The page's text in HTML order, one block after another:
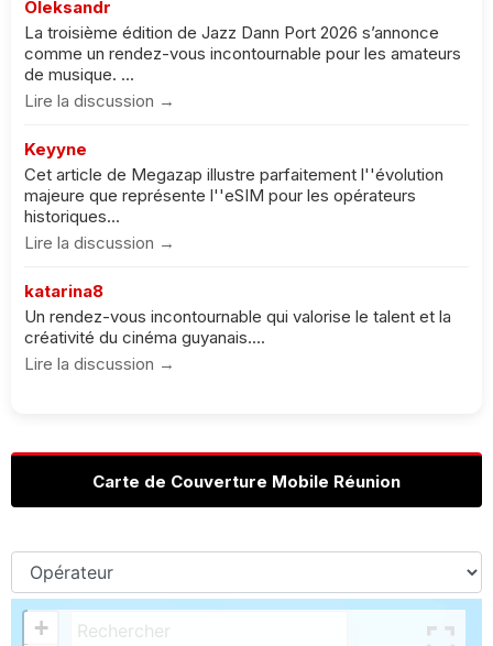
Oleksandr
La troisième édition de Jazz Dann Port 2026 s’annonce
comme un rendez-vous incontournable pour les amateurs
de musique. ...
Lire la discussion →
Keyyne
Cet article de Megazap illustre parfaitement l''évolution
majeure que représente l''eSIM pour les opérateurs
historiques...
Lire la discussion →
katarina8
Un rendez-vous incontournable qui valorise le talent et la
créativité du cinéma guyanais....
Lire la discussion →
Carte de Couverture Mobile Réunion